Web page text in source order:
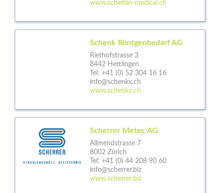
www.scheitlin-medical.ch
Schenk Röntgenbedarf AG
Riethofstrasse 3
8442 Hettlingen
Tel: +41 (0) 52 304 16 16
info@schenkx.ch
www.schenkx.ch
Scherrer Metec AG
Allmendstrasse 7
8002 Zürich
Tel: +41 (0) 44 208 90 60
info@scherrer.biz
www.scherrer.biz